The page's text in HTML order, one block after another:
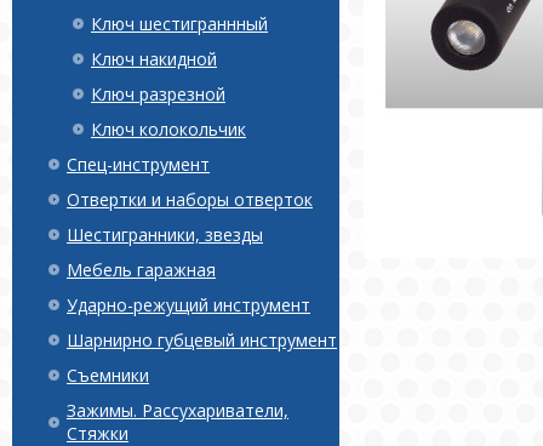
Ключ шестиграннный
Ключ накидной
Ключ разрезной
Ключ колокольчик
Спец-инструмент
Отвертки и наборы отверток
Шестигранники, звезды
Мебель гаражная
Ударно-режущий инструмент
Шарнирно губцевый инструмент
Съемники
Зажимы. Рассухариватели,
Стяжки